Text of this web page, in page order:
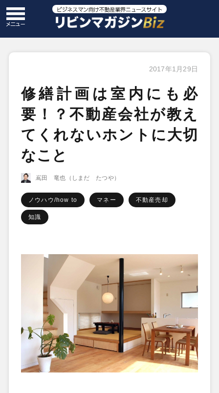
2017年1月29日
修繕計画は室内にも必
要！？不動産会社が教え
てくれないホントに大切
なこと
嶌田 竜也（しまだ たつや）
ノウハウ/how to マネー 不動産売却
知識